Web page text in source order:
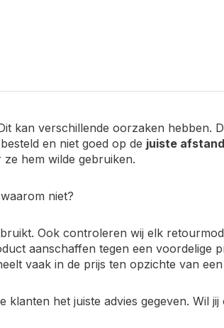
kan verschillende oorzaken hebben.
en niet goed op de juiste afstand
hem wilde gebruiken.
niet?
Ook controleren wij elk
aanschaffen tegen een voordelige
vaak in de prijs ten opzichte van
het juiste advies gegeven. Wil jij